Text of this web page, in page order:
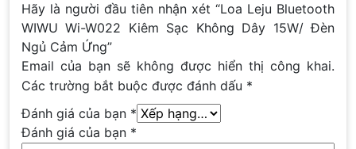
Hãy là người đầu tiên nhận xét “Loa Leju Bluetooth
WIWU Wi-W022 Kiêm Sạc Không Dây 15W/ Đèn
Ngủ Cảm Ứng”
Email của bạn sẽ không được hiển thị công khai.
Các trường bắt buộc được đánh dấu *
Đánh giá của bạn *
Đánh giá của bạn *